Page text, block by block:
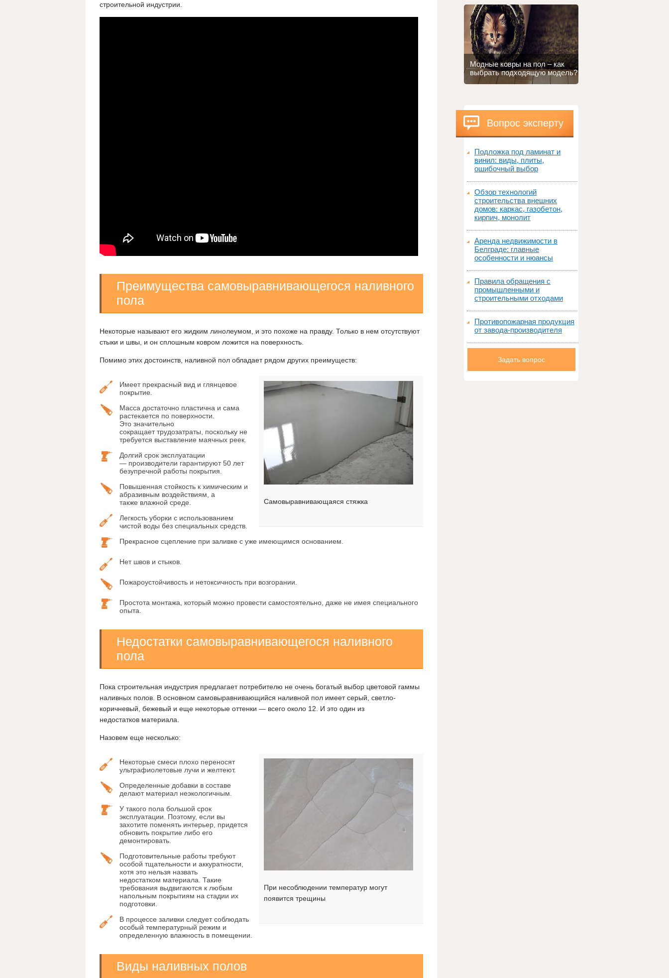
строительной индустрии.
Преимущества самовыравнивающегося наливного
пола
Некоторые называют его жидким линолеумом, и это похоже на правду. Только в нем отсутствуют
стыки и швы, и он сплошным ковром ложится на поверхность.
Помимо этих достоинств, наливной пол обладает рядом других преимуществ:
Самовыравнивающаяся стяжка
Имеет прекрасный вид и глянцевое
покрытие.
Масса достаточно пластична и сама
растекается по поверхности.
Это значительно
сокращает трудозатраты, поскольку не
требуется выставление маячных реек.
Долгий срок эксплуатации
— производители гарантируют 50 лет
безупречной работы покрытия.
Повышенная стойкость к химическим и
абразивным воздействиям, а
также влажной среде.
Легкость уборки с использованием
чистой воды без специальных средств.
Прекрасное сцепление при заливке с уже имеющимся основанием.
Нет швов и стыков.
Пожароустойчивость и нетоксичность при возгорании.
Простота монтажа, который можно провести самостоятельно, даже не имея специального
опыта.
Недостатки самовыравнивающегося наливного
пола
Пока строительная индустрия предлагает потребителю не очень богатый выбор цветовой гаммы
наливных полов. В основном самовыравнивающийся наливной пол имеет серый, светло-
коричневый, бежевый и еще некоторые оттенки — всего около 12. И это один из
недостатков материала.
Назовем еще несколько:
При несоблюдении температур могут
появится трещины
Некоторые смеси плохо переносят
ультрафиолетовые лучи и желтеют.
Определенные добавки в составе
делают материал неэкологичным.
У такого пола большой срок
эксплуатации. Поэтому, если вы
захотите поменять интерьер, придется
обновить покрытие либо его
демонтировать.
Подготовительные работы требуют
особой тщательности и аккуратности,
хотя это нельзя назвать
недостатком материала. Такие
требования выдвигаются к любым
напольным покрытиям на стадии их
подготовки.
В процессе заливки следует соблюдать
особый температурный режим и
определенную влажность в помещении.
Виды наливных полов
Модные ковры на пол – как
выбрать подходящую модель?
Вопрос эксперту
Подложка под ламинат и
винил: виды, плиты,
ошибочный выбор
Обзор технологий
строительства внешних
домов: каркас, газобетон,
кирпич, монолит
Аренда недвижимости в
Белграде: главные
особенности и нюансы
Правила обращения с
промышленными и
строительными отходами
Противопожарная продукция
от завода-производителя
Задать вопрос